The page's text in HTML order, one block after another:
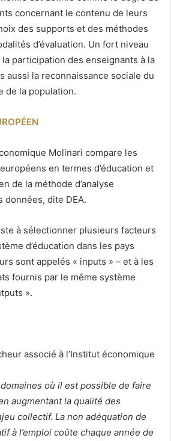
concernant le contenu de leurs
des supports et des méthodes
d’évaluation. Un fort niveau
la participation des enseignants à la
aussi la reconnaissance sociale du
de la population.
Molinari compare les
en termes d’éducation et
de la méthode d’analyse
données, dite DEA.
à sélectionner plusieurs facteurs
d’éducation dans les pays
sont appelés « inputs » – et à les
fournis par le même système
».
associé à l’Institut économique
où il est possible de faire
augmentant la qualité des
collectif. La non adéquation de
à l’emploi coûte chaque année de